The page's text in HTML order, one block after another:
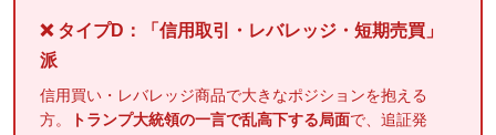
❌ タイプD：「信用取引・レバレッジ・短期売買」
派
信用買い・レバレッジ商品で大きなポジションを抱える
方。
トランプ大統領の一言で乱高下する局面で、追証発